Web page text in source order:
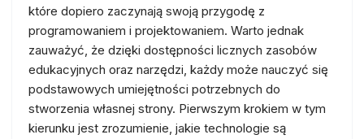
które dopiero zaczynają swoją przygodę z
programowaniem i projektowaniem. Warto jednak
zauważyć, że dzięki dostępności licznych zasobów
edukacyjnych oraz narzędzi, każdy może nauczyć się
podstawowych umiejętności potrzebnych do
stworzenia własnej strony. Pierwszym krokiem w tym
kierunku jest zrozumienie, jakie technologie są